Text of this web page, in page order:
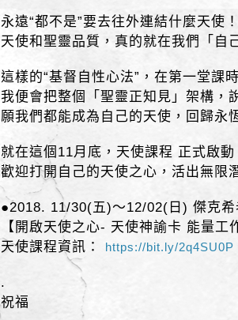
永遠“都不是”要去往外連結什麼天使
天使和聖靈品質，真的就在我們「自
這樣的“基督自性心法”，在第一堂課
我便會把整個「聖靈正知見」架構，
願我們都能成為自己的天使，回歸永
就在這個11月底，天使課程 正式啟動
歡迎打開自己的天使之心，活出無限
●2018. 11/30(五)～12/02(日) 傑克
【開啟天使之心- 天使神諭卡 能量工
天使課程資訊： https://bit.ly/2q4SU0P
.
祝福